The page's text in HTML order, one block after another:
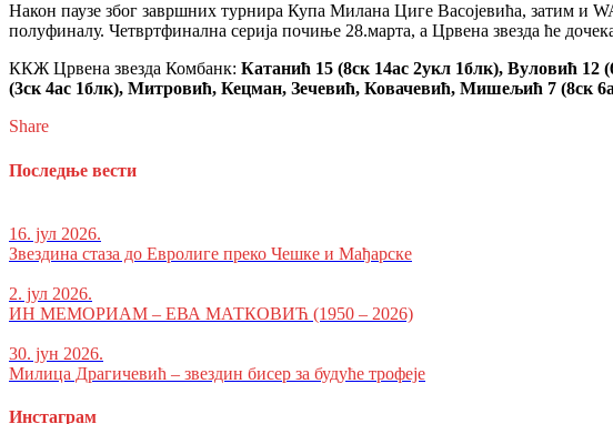
Након паузе због завршних турнира Купа Милана Циге Васојевића, затим и
полуфиналу. Четвртфинална серија почиње 28.марта, а Црвена звезда ће
ККЖ Црвена звезда Комбанк: Катанић 15 (8ск 14ас 2укл 1блк), Вуловић 12
(3ск 4ас 1блк), Митровић, Кецман, Зечевић, Ковачевић, Мишељић 7 (8ск
Share
Последње вести
16. јул 2026.
Звездина стаза до Евролиге преко Чешке и Мађарске
2. јул 2026.
ИН МЕМОРИАМ – ЕВА МАТКОВИЋ (1950 – 2026)
30. јун 2026.
Милица Драгичевић – звездин бисер за будуће трофеје
Инстаграм